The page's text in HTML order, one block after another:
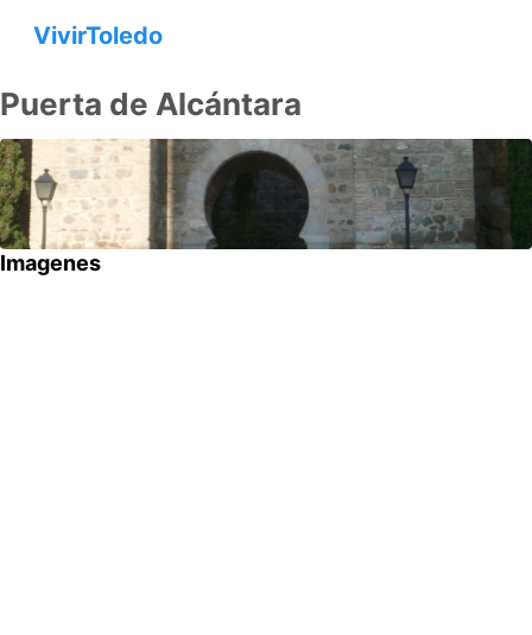
VivirToledo
Puerta de Alcántara
Imagenes